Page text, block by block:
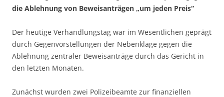
die Ablehnung von Beweisanträgen „um jeden Preis“
Der heutige Verhandlungstag war im Wesentlichen geprägt
durch Gegenvorstellungen der Nebenklage gegen die
Ablehnung zentraler Beweisanträge durch das Gericht in
den letzten Monaten.
Zunächst wurden zwei Polizeibeamte zur finanziellen